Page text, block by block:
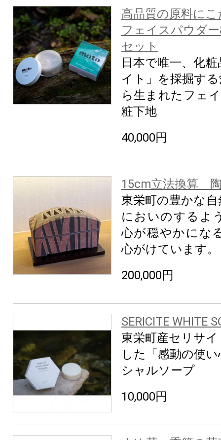
高品質の原料に
フェイスパウダ
セット
日本で唯一、化
イト」を採掘す
ら生まれたフェ
粧下地
40,000円
15cm立法換算
東栄町の豊かな
においのするよ
心が穏やかにな
心がけています。
200,000円
SERICITE WHITE
東栄町産セリサ
した「感動の使
シャルソープ
10,000円